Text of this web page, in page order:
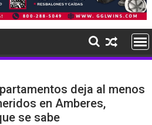
deja al menos
en Amberes,
se sabe